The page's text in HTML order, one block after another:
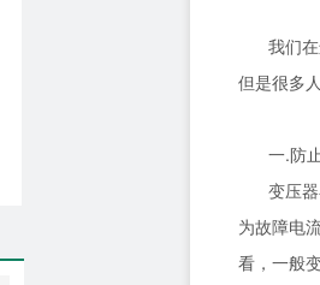
我们
但是很多
一.防
变压
为故障电
看，一般